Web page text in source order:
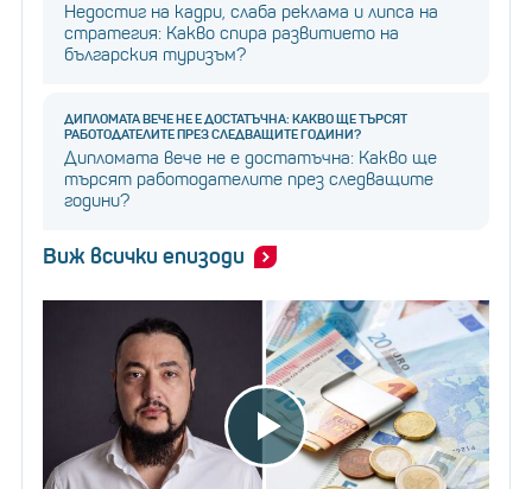
Недостиг на кадри, слаба реклама и липса на
стратегия: Какво спира развитието на
българския туризъм?
ДИПЛОМАТА ВЕЧЕ НЕ Е ДОСТАТЪЧНА: КАКВО ЩЕ ТЪРСЯТ
РАБОТОДАТЕЛИТЕ ПРЕЗ СЛЕДВАЩИТЕ ГОДИНИ?
Дипломата вече не е достатъчна: Какво ще
търсят работодателите през следващите
години?
Виж всички епизоди